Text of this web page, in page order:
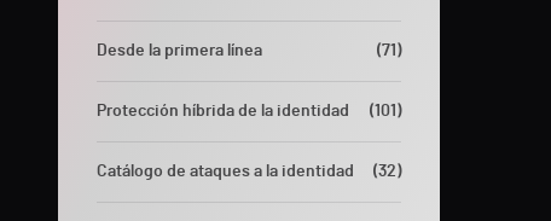
Desde la primera línea (71)
Protección híbrida de la identidad (101)
Catálogo de ataques a la identidad (32)